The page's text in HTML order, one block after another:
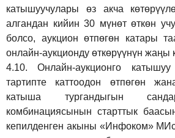
катышуучулары өз акча
алгандан кийин 30 мүнөт өткөн
болсо, аукцион өтпөгөн катары
онлайн-аукционду өткөрүүнүн жаңы
4.10.
Онлайн-аукционго
тартипте каттоодон өтпөгөн
катыша тургандыгын
комбинациясынын старттык
кепилденген акыны «Инфоком»